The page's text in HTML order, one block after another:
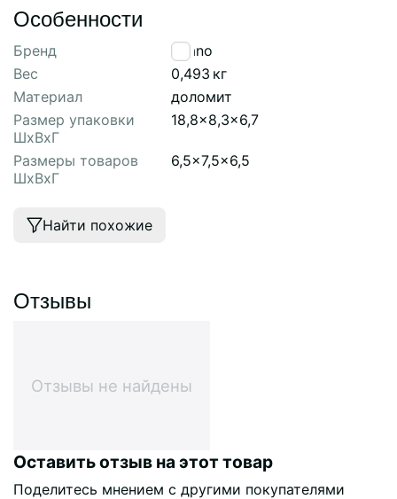
Особенности
Бренд
Tkano
Вес
0,493 кг
Материал
доломит
Размер упаковки
ШхВхГ
18,8x8,3x6,7
Размеры товаров
ШхВхГ
6,5x7,5x6,5
Найти похожие
Отзывы
Отзывы не найдены
Оставить отзыв на этот товар
Поделитесь мнением с другими покупателями